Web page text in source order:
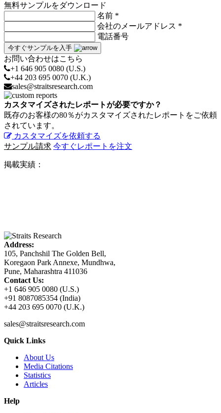
無料サンプルをダウンロード
名前 *
会社のメールアドレス *
電話番号
今すぐサンプルを入手
お問い合わせはこちら
+1 646 905 0080 (U.S.)
+44 203 695 0070 (U.K.)
sales@straitsresearch.com
カスタマイズされたレポートが必要ですか？
既存のお客様の80％がカスタマイズされたレポートをご依頼
されています。
カスタマイズを依頼する
サンプル請求 今すぐレポートを注文
掲載実績：
Address:
105, Panchshil The Golden Bell,
Koregaon Park Annexe, Mundhwa,
Pune, Maharashtra 411036
Contact Us:
+1 646 905 0080 (U.S.)
+91 8087085354 (India)
+44 203 695 0070 (U.K.)
sales@straitsresearch.com
Quick Links
About Us
Media Citations
Statistics
Articles
Help